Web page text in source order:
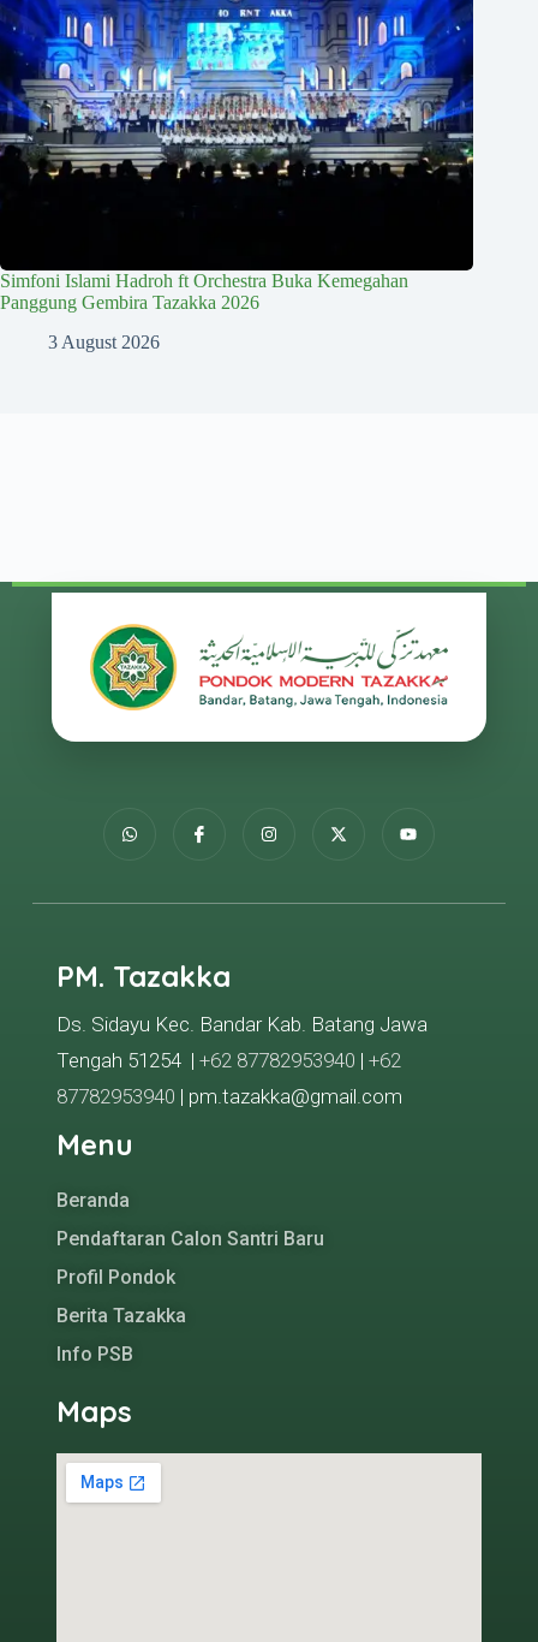
Simfoni Islami Hadroh ft Orchestra Buka Kemegahan
Panggung Gembira Tazakka 2026
3 August 2026
PM. Tazakka
Ds. Sidayu Kec. Bandar Kab. Batang Jawa
Tengah 51254 | +62 87782953940 | +62
87782953940 | pm.tazakka@gmail.com
Menu
Beranda
Pendaftaran Calon Santri Baru
Profil Pondok
Berita Tazakka
Info PSB
Maps